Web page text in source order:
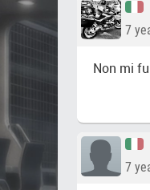
7
Non mi
7